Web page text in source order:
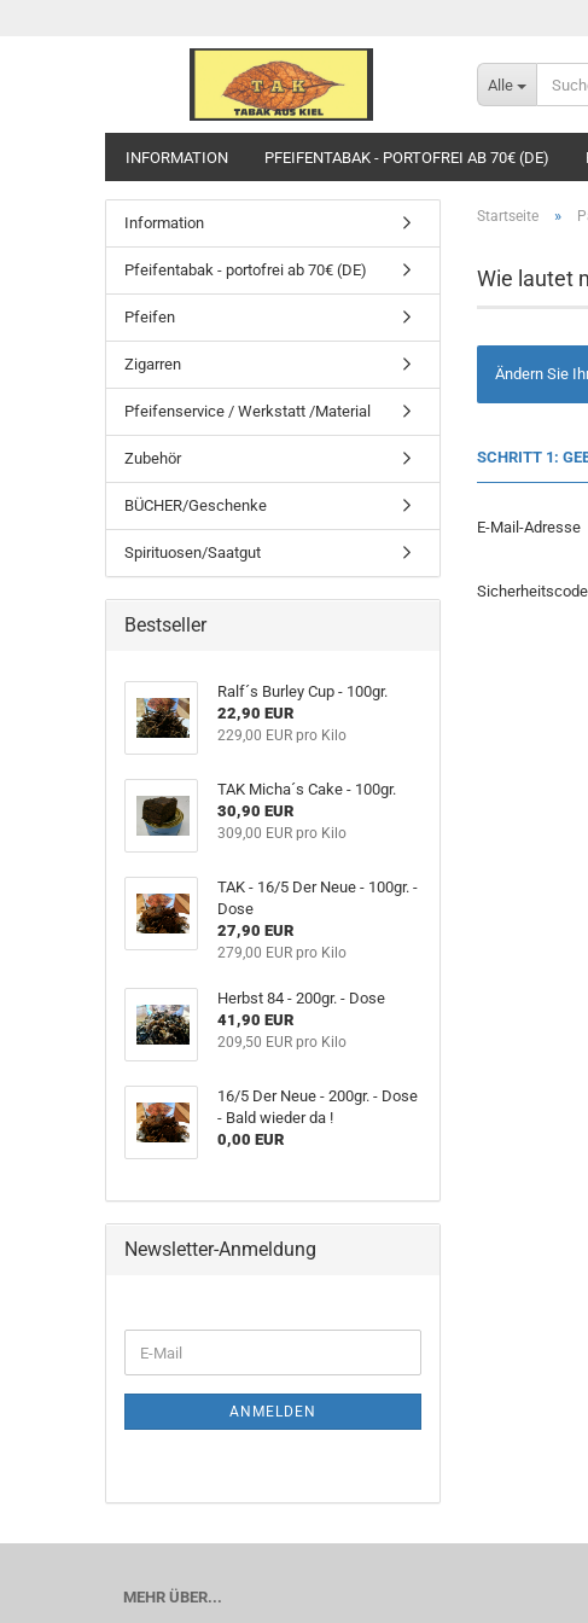
Alle
INFORMATION PFEIFENTABAK - PORTOFREI AB 70€ (DE)
Startseite »
Wie lautet
Ändern Sie
SCHRITT 1:
E-Mail-Adresse
Sicherheitscode
Information
Pfeifentabak - portofrei ab 70€ (DE)
Pfeifen
Zigarren
Pfeifenservice / Werkstatt /Material
Zubehör
BÜCHER/Geschenke
Spirituosen/Saatgut
Bestseller
Ralf´s Burley Cup - 100gr.
22,90 EUR
229,00 EUR pro Kilo
TAK Micha´s Cake - 100gr.
30,90 EUR
309,00 EUR pro Kilo
TAK - 16/5 Der Neue - 100gr. -
Dose
27,90 EUR
279,00 EUR pro Kilo
Herbst 84 - 200gr. - Dose
41,90 EUR
209,50 EUR pro Kilo
16/5 Der Neue - 200gr. - Dose
- Bald wieder da !
0,00 EUR
Newsletter-Anmeldung
ANMELDEN
MEHR ÜBER...